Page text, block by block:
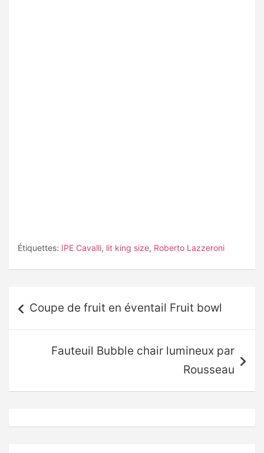
Étiquettes: IPE Cavalli, lit king size, Roberto Lazzeroni
de
l’article
Coupe de fruit en éventail Fruit bowl
Fauteuil Bubble chair lumineux par
Rousseau